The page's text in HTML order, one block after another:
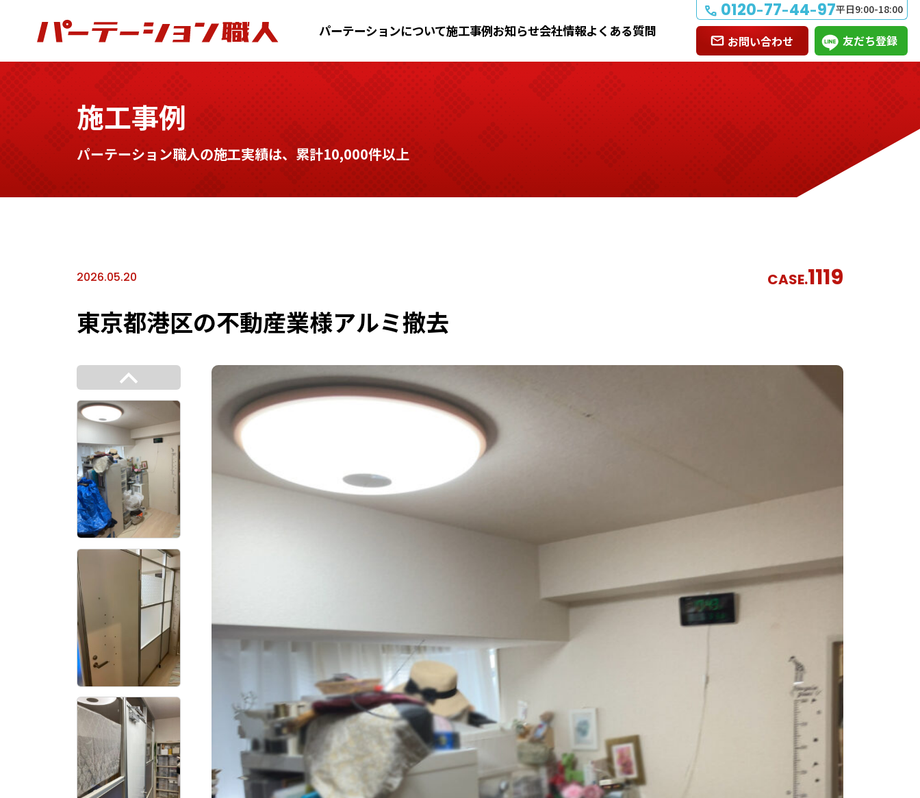
0120-77-44-97平日9:00-18:00
お問い合わせ 友だち登録
パーテーションについて施工事例お知らせ会社情報よくある質問
施工事例
パーテーション職人の施工実績は、累計10,000件以上
2026.05.20 CASE.1119
東京都港区の不動産業様アルミ撤去